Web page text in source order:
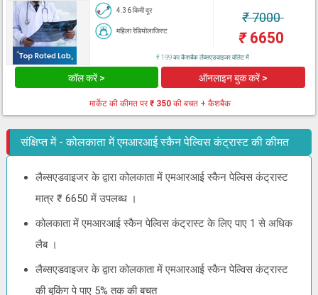
4.36 किमी दूर
महिला रेडियोलाजिस्ट
₹7000
₹6650
₹ 199 का कैशबैक लैब्सएडवाइजर वॉलेट में
कॉल करें > ऑनलाइन बुक करें >
मार्केट की कीमत पर₹ 350की बचत + कैशबैक
संक्षिप्त में - कोलकाता में एमआरआई स्कैन पेल्विस कंट्रास्ट की कीमत
लैब्सएडवाइजर के द्वारा कोलकाता में एमआरआई स्कैन पेल्विस कंट्रास्ट
मात्र ₹ 6650 में उपलब्ध ।
कोलकाता में एमआरआई स्कैन पेल्विस कंट्रास्ट के लिए पाए 1 से अधिक
लैब ।
लैब्सएडवाइजर के द्वारा कोलकाता में एमआरआई स्कैन पेल्विस कंट्रास्ट
की बुकिंग पे पाए 5% तक की बचत